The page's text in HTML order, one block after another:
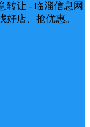
转让 - 临淄信息网
店、抢优惠。